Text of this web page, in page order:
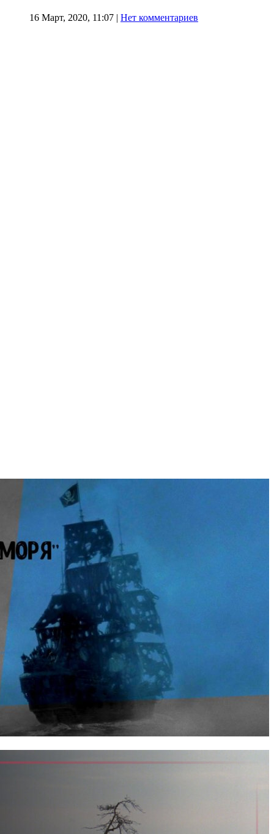
16 Март, 2020, 11:07 | Нет комментариев